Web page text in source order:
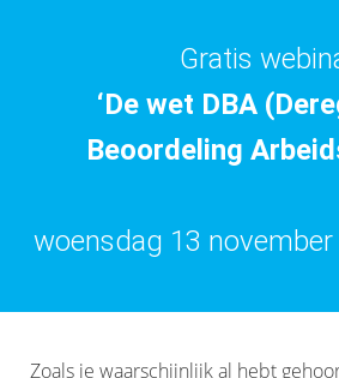
Gratis
‘De wet DBA
Beoordeling
woensdag 13
Zoals je waarschijnlijk al hebt